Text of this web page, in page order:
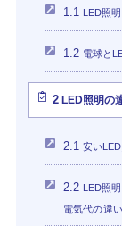
1.1 LED照
1.2 電球と
2LED照明の
2.1 安い
2.2 LED照
電気代の違い